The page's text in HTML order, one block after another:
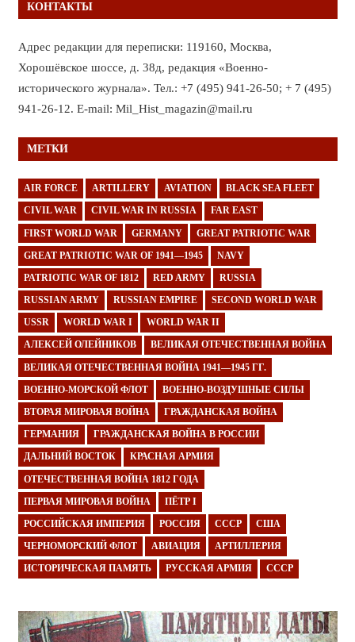
КОНТАКТЫ
Адрес редакции для переписки: 119160, Москва,
Хорошёвское шоссе, д. 38д, редакция «Военно-
исторического журнала». Тел.: +7 (495) 941-26-50; + 7 (495)
941-26-12. E-mail: Mil_Hist_magazin@mail.ru
МЕТКИ
AIR FORCE ARTILLERY AVIATION BLACK SEA FLEET
CIVIL WAR CIVIL WAR IN RUSSIA FAR EAST
FIRST WORLD WAR GERMANY GREAT PATRIOTIC WAR
GREAT PATRIOTIC WAR OF 1941—1945 NAVY
PATRIOTIC WAR OF 1812 RED ARMY RUSSIA
RUSSIAN ARMY RUSSIAN EMPIRE SECOND WORLD WAR
USSR WORLD WAR I WORLD WAR II
АЛЕКСЕЙ ОЛЕЙНИКОВ ВЕЛИКАЯ ОТЕЧЕСТВЕННАЯ ВОЙНА
ВЕЛИКАЯ ОТЕЧЕСТВЕННАЯ ВОЙНА 1941—1945 ГГ.
ВОЕННО-МОРСКОЙ ФЛОТ ВОЕННО-ВОЗДУШНЫЕ СИЛЫ
ВТОРАЯ МИРОВАЯ ВОЙНА ГРАЖДАНСКАЯ ВОЙНА
ГЕРМАНИЯ ГРАЖДАНСКАЯ ВОЙНА В РОССИИ
ДАЛЬНИЙ ВОСТОК КРАСНАЯ АРМИЯ
ОТЕЧЕСТВЕННАЯ ВОЙНА 1812 ГОДА
ПЕРВАЯ МИРОВАЯ ВОЙНА ПЁТР I
РОССИЙСКАЯ ИМПЕРИЯ РОССИЯ СССР США
ЧЕРНОМОРСКИЙ ФЛОТ АВИАЦИЯ АРТИЛЛЕРИЯ
ИСТОРИЧЕСКАЯ ПАМЯТЬ РУССКАЯ АРМИЯ СССР